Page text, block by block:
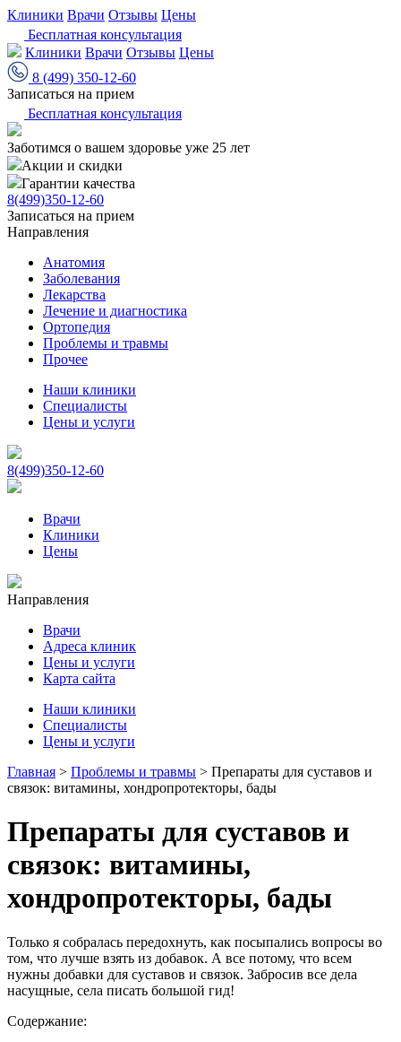
Клиники Врачи Отзывы Цены
Бесплатная консультация
Клиники Врачи Отзывы Цены
8 (499) 350-12-60
Записаться на прием
Бесплатная консультация
Заботимся о вашем здоровье уже 25 лет
Акции и скидки
Гарантии качества
8(499)350-12-60
Записаться на прием
Направления
Анатомия
Заболевания
Лекарства
Лечение и диагностика
Ортопедия
Проблемы и травмы
Прочее
Наши клиники
Специалисты
Цены и услуги
8(499)350-12-60
Врачи
Клиники
Цены
Направления
Врачи
Адреса клиник
Цены и услуги
Карта сайта
Наши клиники
Специалисты
Цены и услуги
Главная > Проблемы и травмы > Препараты для суставов и
связок: витамины, хондропротекторы, бады
Препараты для суставов и
связок: витамины,
хондропротекторы, бады
Только я собралась передохнуть, как посыпались вопросы во
том, что лучше взять из добавок. А все потому, что всем
нужны добавки для суставов и связок. Забросив все дела
насущные, села писать большой гид!
Содержание: